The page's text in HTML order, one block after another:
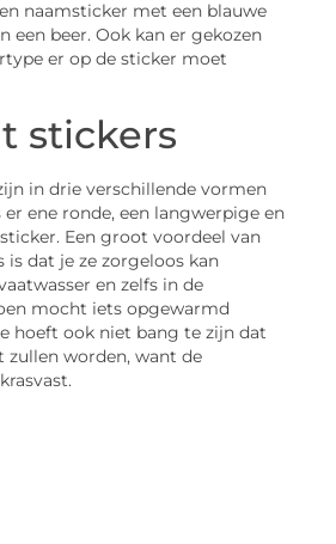
naamsticker met een blauwe
een beer. Ook kan er gekozen
er op de sticker moet
stickers
in drie verschillende vormen
ene ronde, een langwerpige en
Een groot voordeel van
is dat je ze zorgeloos kan
en zelfs in de
mocht iets opgewarmd
hoeft ook niet bang te zijn dat
zullen worden, want de